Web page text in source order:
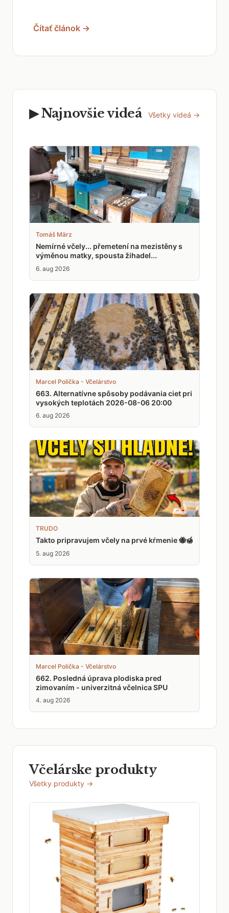
Čítať článok →
▶ Najnovšie videá Všetky videá →
Tomáš März
Nemírné včely... přemetení na mezistěny s
výměnou matky, spousta žihadel...
6. aug 2026
Marcel Polička - Včelárstvo
663. Alternatívne spôsoby podávania ciet pri
vysokých teplotách 2026-08-06 20:00
6. aug 2026
TRUDO
Takto pripravujem včely na prvé kŕmenie 🐝🍯
5. aug 2026
Marcel Polička - Včelárstvo
662. Posledná úprava plodiska pred
zimovaním - univerzitná včelnica SPU
4. aug 2026
Včelárske produkty
Všetky produkty →